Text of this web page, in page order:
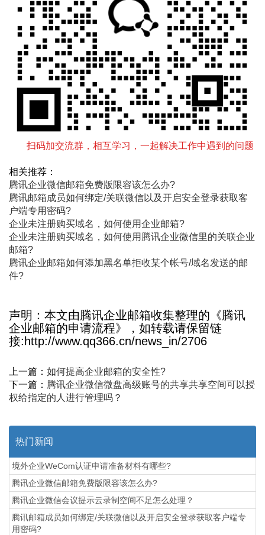
扫码加交流群，相互学习，一起解决工作中遇到的问题
相关推荐：
腾讯企业微信邮箱免费版限容该怎么办?
腾讯邮箱成员如何绑定/关联微信以及开启安全登录获取客
户端专用密码?
企业未注册购买域名，如何使用企业邮箱?
企业未注册购买域名，如何使用腾讯企业微信里的关联企业
邮箱?
腾讯企业邮箱如何添加黑名单拒收某个帐号/域名发送的邮
件?
声明：本文由腾讯企业邮箱收集整理的《腾讯
企业邮箱的申请流程》，如转载请保留链
接:http://www.qq366.cn/news_in/2706
上一篇： 如何提高企业邮箱的安全性?
下一篇： 腾讯企业微信微盘高级账号的共享共享空间可以授
权给指定的人进行管理吗？
热门新闻
境外企业WeCom认证申请准备材料有哪些?
腾讯企业微信邮箱免费版限容该怎么办?
腾讯企业微信会议提示云录制空间不足怎么处理？
腾讯邮箱成员如何绑定/关联微信以及开启安全登录获取客户端专
用密码?